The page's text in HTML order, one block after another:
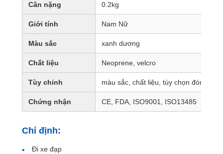
Cân nặng 0.2kg
Giới tính Nam Nữ
Màu sắc xanh dương
Chất liệu Neoprene, velcro
Tùy chỉnh màu sắc, chất liệu, tùy chọn đóng
Chứng nhận CE, FDA, ISO9001, ISO13485
Chỉ định:
Đi xe đạp